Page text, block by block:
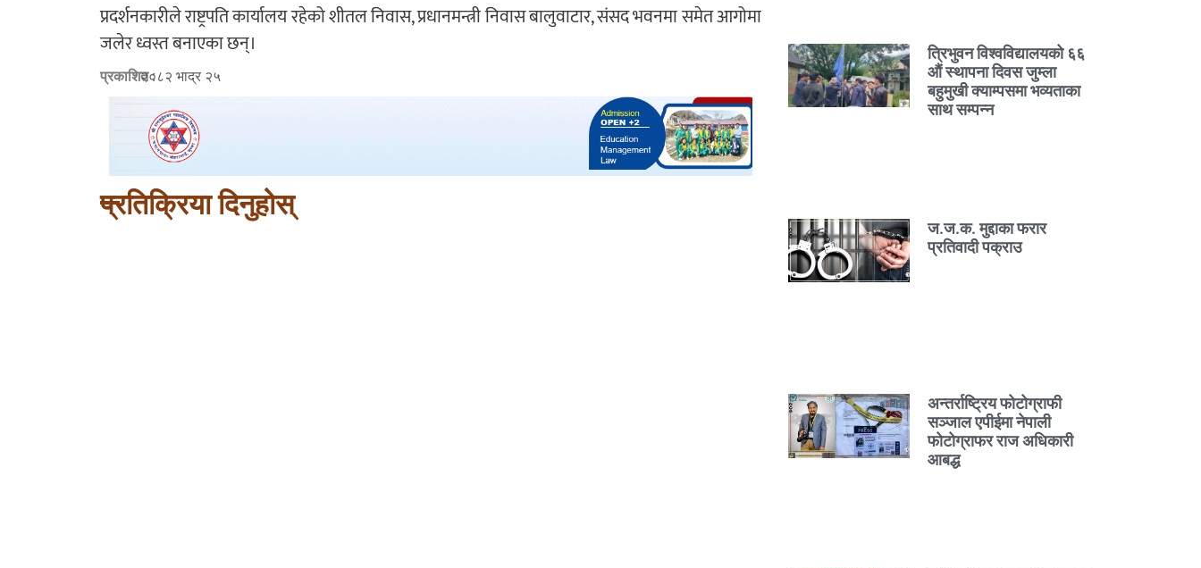
प्रदर्शनकारीले राष्ट्रपति कार्यालय रहेको शीतल निवास, प्रधानमन्त्री निवास बालुवाटार, संसद भवनमा समेत आगोमा
जलेर ध्वस्त बनाएका छन्।
प्रकाशित :२०८२ भाद्र २५
प्रतिक्रिया दिनुहोस्
त्रिभुवन विश्वविद्यालयको ६६
औं स्थापना दिवस जुम्ला
बहुमुखी क्याम्पसमा भव्यताका
साथ सम्पन्न
ज.ज.क. मुद्दाका फरार
प्रतिवादी पक्राउ
अन्तर्राष्ट्रिय फोटोग्राफी
सञ्जाल एपीईमा नेपाली
फोटोग्राफर राज अधिकारी
आबद्ध